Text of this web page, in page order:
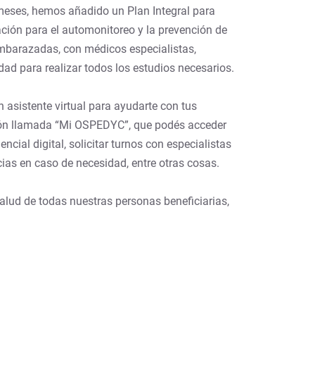
hemos añadido un Plan Integral para
para el automonitoreo y la prevención de
con médicos especialistas,
para realizar todos los estudios necesarios.
asistente virtual para ayudarte con tus
“Mi OSPEDYC”, que podés acceder
digital, solicitar turnos con especialistas
en caso de necesidad, entre otras cosas.
de todas nuestras personas beneficiarias,